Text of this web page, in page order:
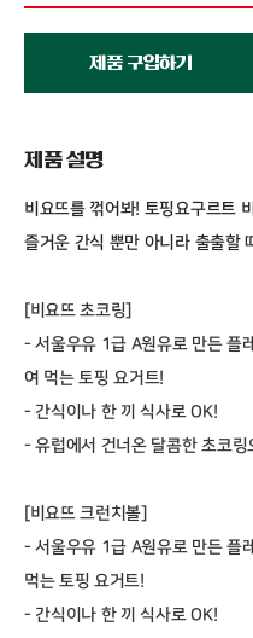
제품 구입하기
제품 설명
비요뜨를 꺾어봐! 토핑요구르트
즐거운 간식 뿐만 아니라 출출할
[비요뜨 초코링]
- 서울우유 1급 A원유로 만든 플
여 먹는 토핑 요거트!
- 간식이나 한 끼 식사로 OK!
- 유럽에서 건너온 달콤한 초코
[비요뜨 크런치볼]
- 서울우유 1급 A원유로 만든 플
먹는 토핑 요거트!
- 간식이나 한 끼 식사로 OK!